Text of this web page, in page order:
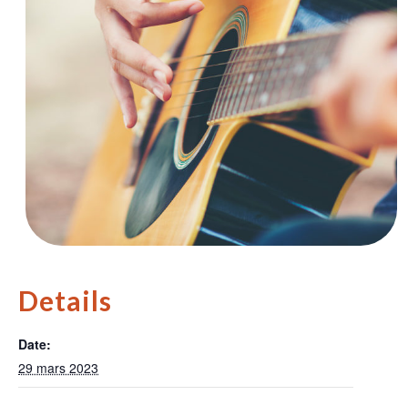
Details
Date:
29 mars 2023